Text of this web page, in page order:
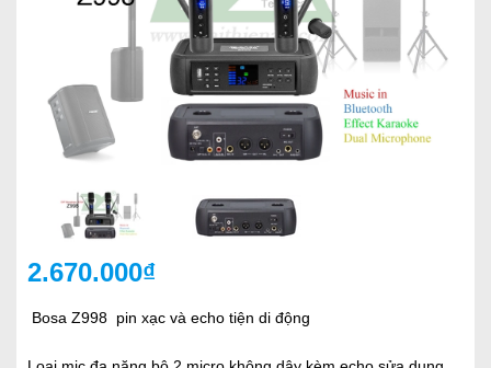
2.670.000₫
Bosa Z998 pin xạc và echo tiện di động